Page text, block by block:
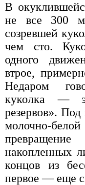
В
не все 300
созревшей
чем сто.
одного
втрое,
Недаром
куколка —
резервов».
молочно-
превращение
накопленных
концов из
первое — еще